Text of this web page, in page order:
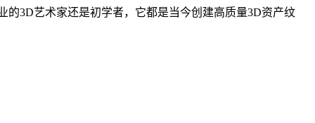
的3D艺术家还是初学者，它都是当今创建高质量3D资产纹